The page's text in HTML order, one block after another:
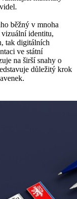
běžný v mnoha
identitu,
tak digitálních
ve státní
na širší snahy o
důležitý krok